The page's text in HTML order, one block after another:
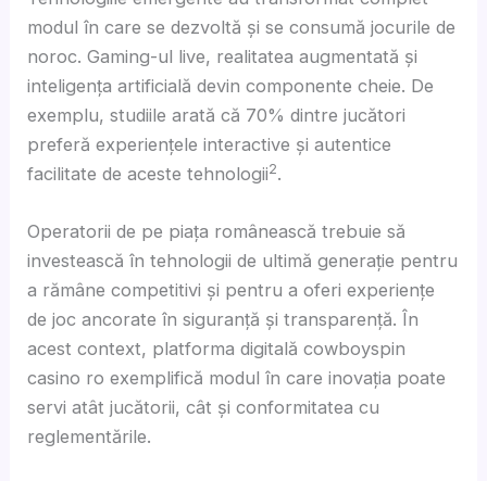
modul în care se dezvoltă și se consumă jocurile de
noroc. Gaming-ul live, realitatea augmentată și
inteligența artificială devin componente cheie. De
exemplu, studiile arată că 70% dintre jucători
preferă experiențele interactive și autentice
facilitate de aceste tehnologii2.
Operatorii de pe piața românească trebuie să
investească în tehnologii de ultimă generație pentru
a rămâne competitivi și pentru a oferi experiențe
de joc ancorate în siguranță și transparență. În
acest context, platforma digitală cowboyspin
casino ro exemplifică modul în care inovația poate
servi atât jucătorii, cât și conformitatea cu
reglementările.